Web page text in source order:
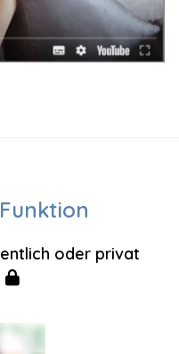
oder privat